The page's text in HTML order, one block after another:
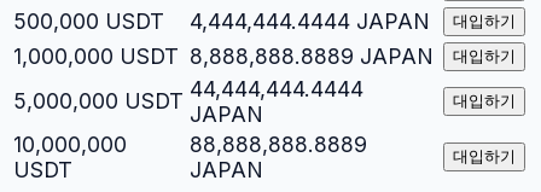
500,000 USDT 4,444,444.4444 JAPAN 대입하기
1,000,000 USDT 8,888,888.8889 JAPAN 대입하기
5,000,000 USDT 44,444,444.4444
JAPAN
대입하기
10,000,000
USDT
88,888,888.8889
JAPAN
대입하기